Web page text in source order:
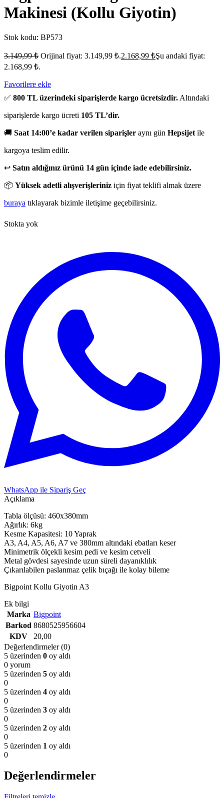
Makinesi (Kollu Giyotin)
Stok kodu: BP573
3.149,99₺ Orijinal fiyat: 3.149,99 ₺.2.168,99 ₺Şu andaki fiyat:
2.168,99 ₺.
Favorilere ekle
✅ 800 TL üzerindeki siparişlerde kargo ücretsizdir. Altındaki
siparişlerde kargo ücreti 105 TL’dir.
🚚 Saat 14:00’e kadar verilen siparişler aynı gün Hepsijet ile
kargoya teslim edilir.
↩️ Satın aldığınız ürünü 14 gün içinde iade edebilirsiniz.
📦 Yüksek adetli alışverişleriniz için fiyat teklifi almak üzere
buraya tıklayarak bizimle iletişime geçebilirsiniz.
Stokta yok
WhatsApp ile Sipariş Geç
Açıklama
Tabla ölçüsü: 460x380mm
Ağırlık: 6kg
Kesme Kapasitesi: 10 Yaprak
A3, A4, A5, A6, A7 ve 380mm altındaki ebatları keser
Minimetrik ölçekli kesim pedi ve kesim cetveli
Metal gövdesi sayesinde uzun süreli dayanıklılık
Çıkarılabilen paslanmaz çelik bıçağı ile kolay bileme
Bigpoint Kollu Giyotin A3
Ek bilgi
Marka Bigpoint
Barkod 8680525956604
KDV
20,00
Değerlendirmeler (0)
5 üzerinden 0 oy aldı
0 yorum
5 üzerinden 5 oy aldı
0
5 üzerinden 4 oy aldı
0
5 üzerinden 3 oy aldı
0
5 üzerinden 2 oy aldı
0
5 üzerinden 1 oy aldı
0
Değerlendirmeler